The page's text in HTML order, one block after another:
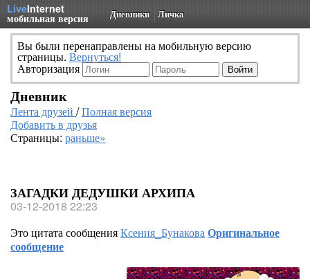
LiveInternet
мобильная версия Дневники Личка
Вы были перенаправлены на мобильную версию
страницы. Вернуться!
Авторизация
Дневник
Лента друзей /Полная версия
Добавить в друзья
Страницы: раньше»
ЗАГАДКИ ДЕДУШКИ АРХИПА
03-12-2018 22:23
Это цитата сообщенияКсения_БунаковаОригинальное
сообщение